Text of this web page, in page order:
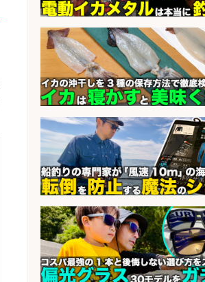
大手釣り具メーカー 電動リ
械設計/NX/44万～
会社名
パーソル エクセル HRパ
ーズ株式会社
sponsored by 求
コンビニ/広島県/調理なし・
スタート お魚のパック詰め
週4日から勤務OK/希望休が
きる
会社名 株式会社ホットスタッフ
sponsored by 求
製造「組立・加工」/釣り具
製造企業にてNC旋盤加工機